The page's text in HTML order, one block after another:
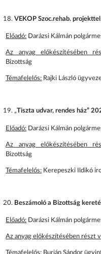
VEKOP Szoc.rehab.
Előadó: Darázsi Kálmán
Az anyag előkészítésében
Bizottság
Témafelelős: Rajki László
„ Tiszta udvar, rendes ház”
Előadó: Darázsi Kálmán
Az anyag előkészítésében
Bizottság
Témafelelős: Kerepeszki Ildikó
Beszámoló a Bizottság
Előadó: Darázsi Kálmán
Az anyag előkészítésében részt